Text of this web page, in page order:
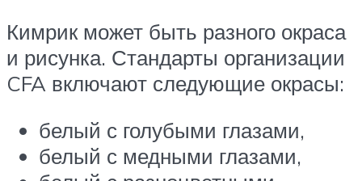
Кимрик может быть разного окраса
и рисунка. Стандарты организации
CFA включают следующие окрасы:
белый с голубыми глазами,
белый с медными глазами,